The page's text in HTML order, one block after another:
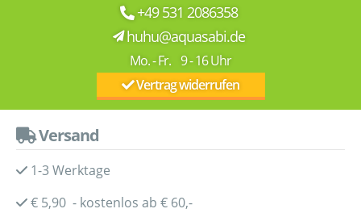
+49 531 2086358
huhu@aquasabi.de
Mo. - Fr. 9 - 16 Uhr
Vertrag widerrufen
Versand
1-3 Werktage
€ 5,90 - kostenlos ab € 60,-